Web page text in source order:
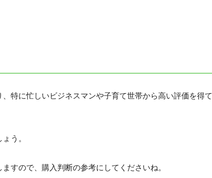
特に忙しいビジネスマンや子育て世帯から高い評価を得て
う。
すので、購入判断の参考にしてくださいね。